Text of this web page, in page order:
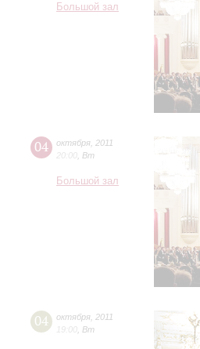
Большой зал
04 октября 2011
20:00 Вт
Большой зал
04 октября 2011
19:00 Вт